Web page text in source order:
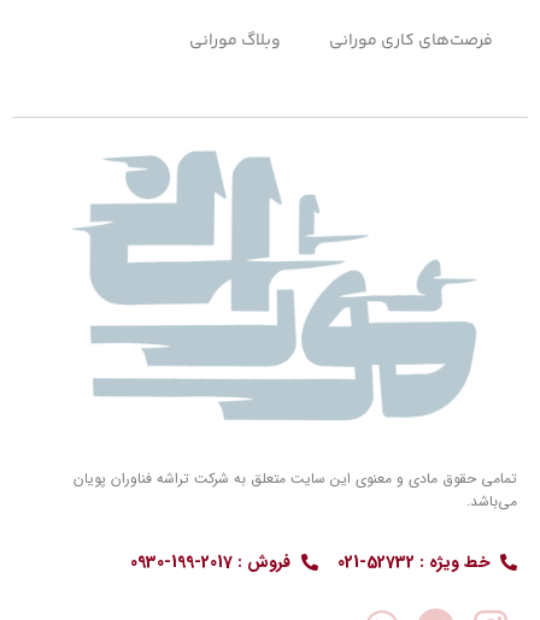
فرصت‌های کاری مورانی وبلاگ مورانی
تمامی حقوق مادی و معنوی این سایت متعلق به شرکت تراشه فناوران پویان
می‌باشد.
خط ویژه : 52732-021 فروش : 2017-199-0930